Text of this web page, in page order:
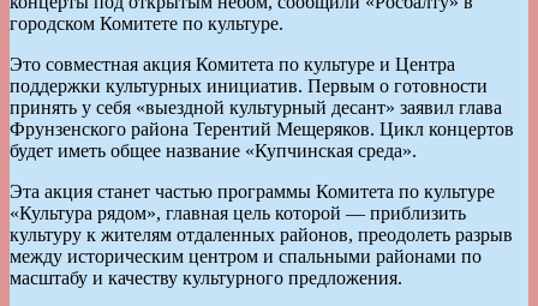
городском Комитете по культуре.
Это совместная акция Комитета по культуре и Центра
поддержки культурных инициатив. Первым о готовности
принять у себя «выездной культурный десант» заявил глава
Фрунзенского района Терентий Мещеряков. Цикл концертов
будет иметь общее название «Купчинская среда».
Эта акция станет частью программы Комитета по культуре
«Культура рядом», главная цель которой — приблизить
культуру к жителям отдаленных районов, преодолеть разрыв
между историческим центром и спальными районами по
масштабу и качеству культурного предложения.